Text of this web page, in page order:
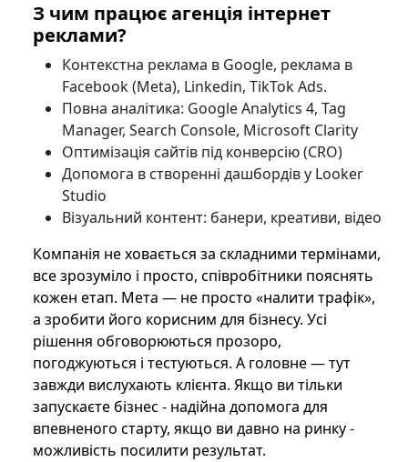
З чим працює агенція інтернет
реклами?
Контекстна реклама в Google, реклама в
Facebook (Meta), Linkedin, TikTok Ads.
Повна аналітика: Google Analytics 4, Tag
Manager, Search Console, Microsoft Clarity
Оптимізація сайтів під конверсію (CRO)
Допомога в створенні дашбордів у Looker
Studio
Візуальний контент: банери, креативи, відео
Компанія не ховається за складними термінами,
все зрозуміло і просто, співробітники пояснять
кожен етап. Мета — не просто «налити трафік»,
а зробити його корисним для бізнесу. Усі
рішення обговорюються прозоро,
погоджуються і тестуються. А головне — тут
завжди вислухають клієнта. Якщо ви тільки
запускаєте бізнес - надійна допомога для
впевненого старту, якщо ви давно на ринку -
можливість посилити результат.